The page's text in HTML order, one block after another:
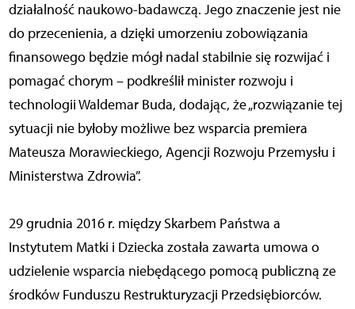
działalność naukowo-badawczą. Jego znaczenie jest nie
do przecenienia, a dzięki umorzeniu zobowiązania
finansowego będzie mógł nadal stabilnie się rozwijać i
pomagać chorym – podkreślił minister rozwoju i
technologii Waldemar Buda, dodając, że „rozwiązanie tej
sytuacji nie byłoby możliwe bez wsparcia premiera
Mateusza Morawieckiego, Agencji Rozwoju Przemysłu i
Ministerstwa Zdrowia”.
29 grudnia 2016 r. między Skarbem Państwa a
Instytutem Matki i Dziecka została zawarta umowa o
udzielenie wsparcia niebędącego pomocą publiczną ze
środków Funduszu Restrukturyzacji Przedsiębiorców.